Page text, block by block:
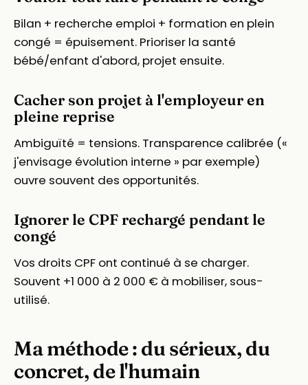
Bilan + recherche emploi + formation en plein
congé = épuisement. Prioriser la santé
bébé/enfant d'abord, projet ensuite.
Cacher son projet à l'employeur en
pleine reprise
Ambiguïté = tensions. Transparence calibrée («
j'envisage évolution interne » par exemple)
ouvre souvent des opportunités.
Ignorer le CPF rechargé pendant le
congé
Vos droits CPF ont continué à se charger.
Souvent +1 000 à 2 000 € à mobiliser, sous-
utilisé.
Ma méthode : du sérieux, du
concret, de l'humain